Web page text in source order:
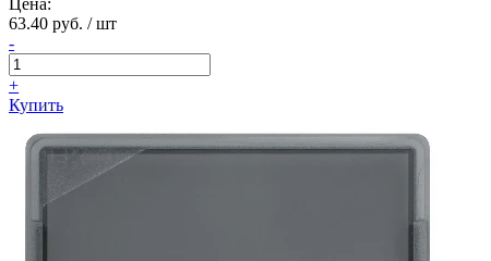
Цена:
63.40 руб. / шт
-
+
Купить